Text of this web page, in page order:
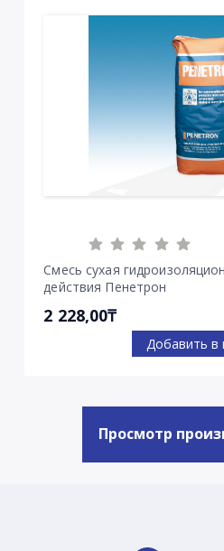
Смесь сухая
действия Пенетрон
2 228,00₸
Добавить в
Просмотр